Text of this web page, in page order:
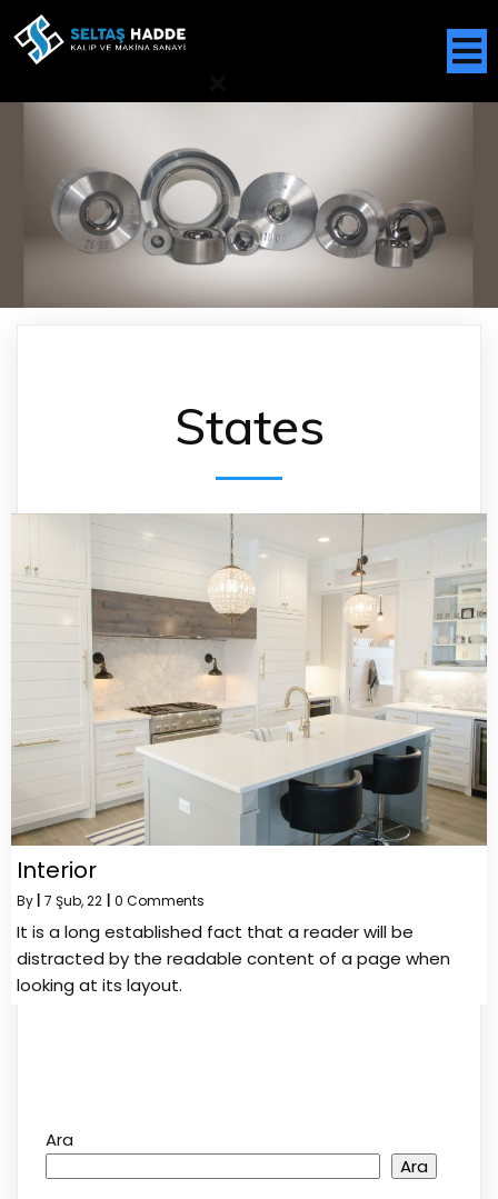
States
Interior
By 7 Şub, 22 0 Comments
It is a long established fact that a reader will be
distracted by the readable content of a page when
looking at its layout.
Ara
Ara